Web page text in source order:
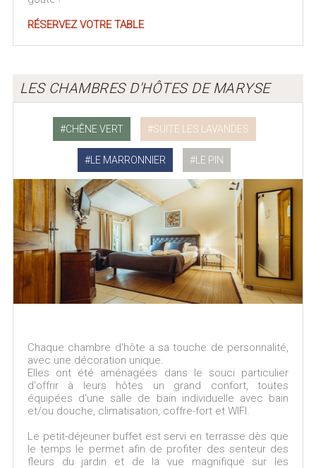
RÉSERVEZ VOTRE TABLE
LES CHAMBRES D'HÔTES DE MARYSE
CHÊNE VERT SUITE LES LAVANDES
LE MARRONNIER LE PIN
Chaque chambre d'hôte a sa touche de personnalité,
avec une décoration unique.
Elles ont été aménagées dans le souci particulier
d'offrir à leurs hôtes un grand confort, toutes
équipées d'une salle de bain individuelle avec bain
et/ou douche, climatisation, coffre-fort et WIFI.
Le petit-déjeuner buffet est servi en terrasse dès que
le temps le permet afin de profiter des senteur des
fleurs du jardin et de la vue magnifique sur les